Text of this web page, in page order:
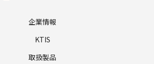
企業情報
KTIS
取扱製品